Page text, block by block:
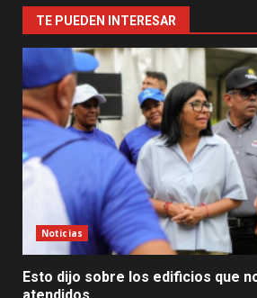
TE PUEDEN INTERESAR
Noticias
Esto dijo sobre los edificios que